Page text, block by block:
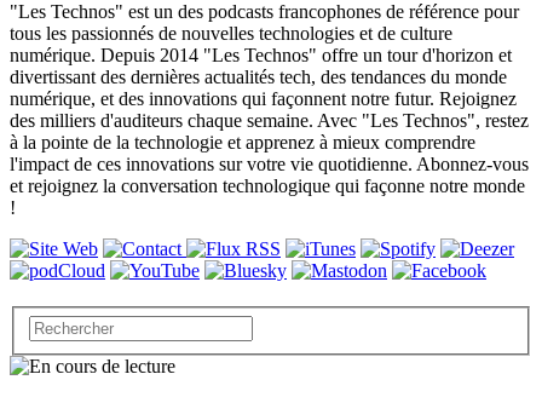
"Les Technos" est un des podcasts francophones de référence pour
tous les passionnés de nouvelles technologies et de culture
numérique. Depuis 2014 "Les Technos" offre un tour d'horizon et
divertissant des dernières actualités tech, des tendances du monde
numérique, et des innovations qui façonnent notre futur. Rejoignez
des milliers d'auditeurs chaque semaine. Avec "Les Technos", restez
à la pointe de la technologie et apprenez à mieux comprendre
l'impact de ces innovations sur votre vie quotidienne. Abonnez-vous
et rejoignez la conversation technologique qui façonne notre monde
!